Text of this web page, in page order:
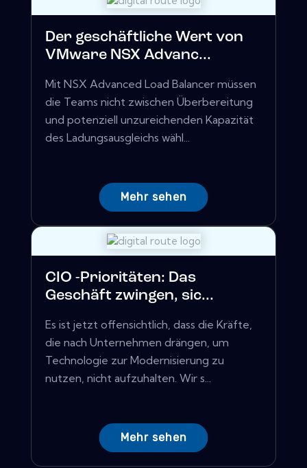
Der geschäftliche Wert von
VMware NSX Advanc...
Mit NSX Advanced Load Balancer müssen
die Teams nicht zwischen Überbereitung
und potenziell unzureichenden Kapazität
des Ladungsausgleichs wähl...
Mehr sehen
CIO -Prioritäten: Das
Geschäft zwingen, sic...
Es ist jetzt offensichtlich, dass die Kräfte,
die nach Unternehmen drängen, um
Technologie zur Modernisierung zu
nutzen, nicht aufzuhalten. Wir s...
Mehr sehen